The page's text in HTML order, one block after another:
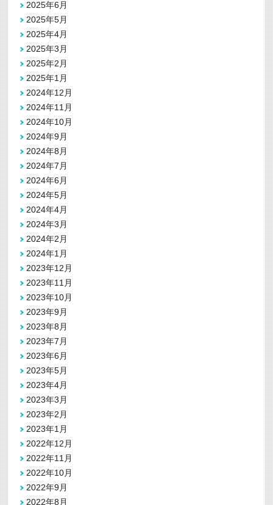
2025年6月
2025年5月
2025年4月
2025年3月
2025年2月
2025年1月
2024年12月
2024年11月
2024年10月
2024年9月
2024年8月
2024年7月
2024年6月
2024年5月
2024年4月
2024年3月
2024年2月
2024年1月
2023年12月
2023年11月
2023年10月
2023年9月
2023年8月
2023年7月
2023年6月
2023年5月
2023年4月
2023年3月
2023年2月
2023年1月
2022年12月
2022年11月
2022年10月
2022年9月
2022年8月